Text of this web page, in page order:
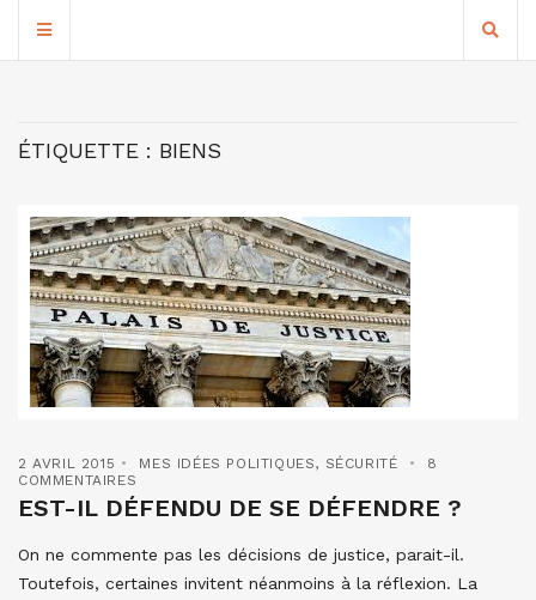
ÉTIQUETTE : BIENS
2 AVRIL 2015 MES IDÉES POLITIQUES, SÉCURITÉ
8
COMMENTAIRES
EST-IL DÉFENDU DE SE DÉFENDRE ?
On ne commente pas les décisions de justice, parait-il.
Toutefois, certaines invitent néanmoins à la réflexion. La